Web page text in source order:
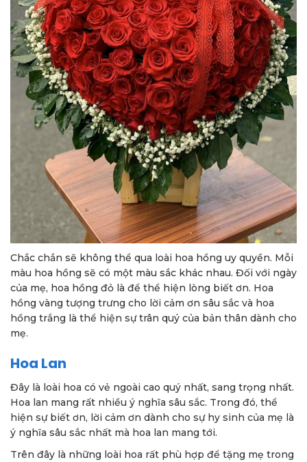
Chắc chắn sẽ không thể qua loài hoa hồng uy quyền. Mỗi
màu hoa hồng sẽ có một màu sắc khác nhau. Đối với ngày
của mẹ, hoa hồng đỏ là để thể hiện lòng biết ơn. Hoa
hồng vàng tượng trưng cho lời cảm ơn sâu sắc và hoa
hồng trắng là thể hiện sự trân quý của bản thân dành cho
mẹ.
Hoa Lan
Đây là loài hoa có vẻ ngoài cao quý nhất, sang trọng nhất.
Hoa lan mang rất nhiều ý nghĩa sâu sắc. Trong đó, thể
hiện sự biết ơn, lời cảm ơn dành cho sự hy sinh của mẹ là
ý nghĩa sâu sắc nhất mà hoa lan mang tới.
Trên đây là những loài hoa rất phù hợp để tặng mẹ trong